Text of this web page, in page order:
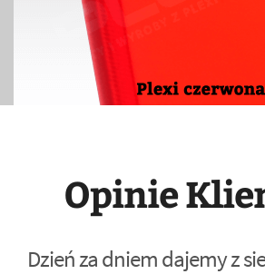
Opinie
Dzień za dniem dajemy z